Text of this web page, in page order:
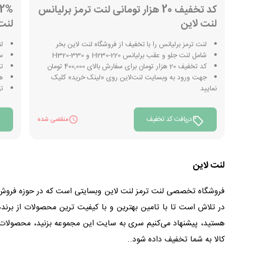
کد تخفیف 20 هزار تومانی لنت ترمز برلیانس
لنت لاین
لنت ترمز برلیانس را با تخفیف از فروشگاه لنت لاین بخر
شامل لنت جلو و عقب برلیانس H230-220 و H320-330
کد تخفیف 20 هزار تومان برای سفارش بالای 400,000 تومان
جهت ورود به وبسایت لنت‌لاین روی «لینک خرید» کلیک
نمایید
دریافت کد تخفیف منقضی شده
لنت لاین
فروشگاه تخصصی لنت ترمز لنت لاین وبسایتی است که در حوزه
در تلاش است تا با تامین بهترین و با کیفیت ترین محصولات از
هستید، پیشنهاد می‌کنیم سری به سایت این مجموعه بزنید،
کالا به شما تخفیف داده شود..